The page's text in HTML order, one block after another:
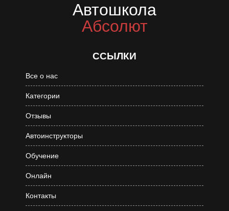
Автошкола
Абсолют
ССЫЛКИ
Все о нас
Категории
Отзывы
Автоинструкторы
Обучение
Онлайн
Контакты